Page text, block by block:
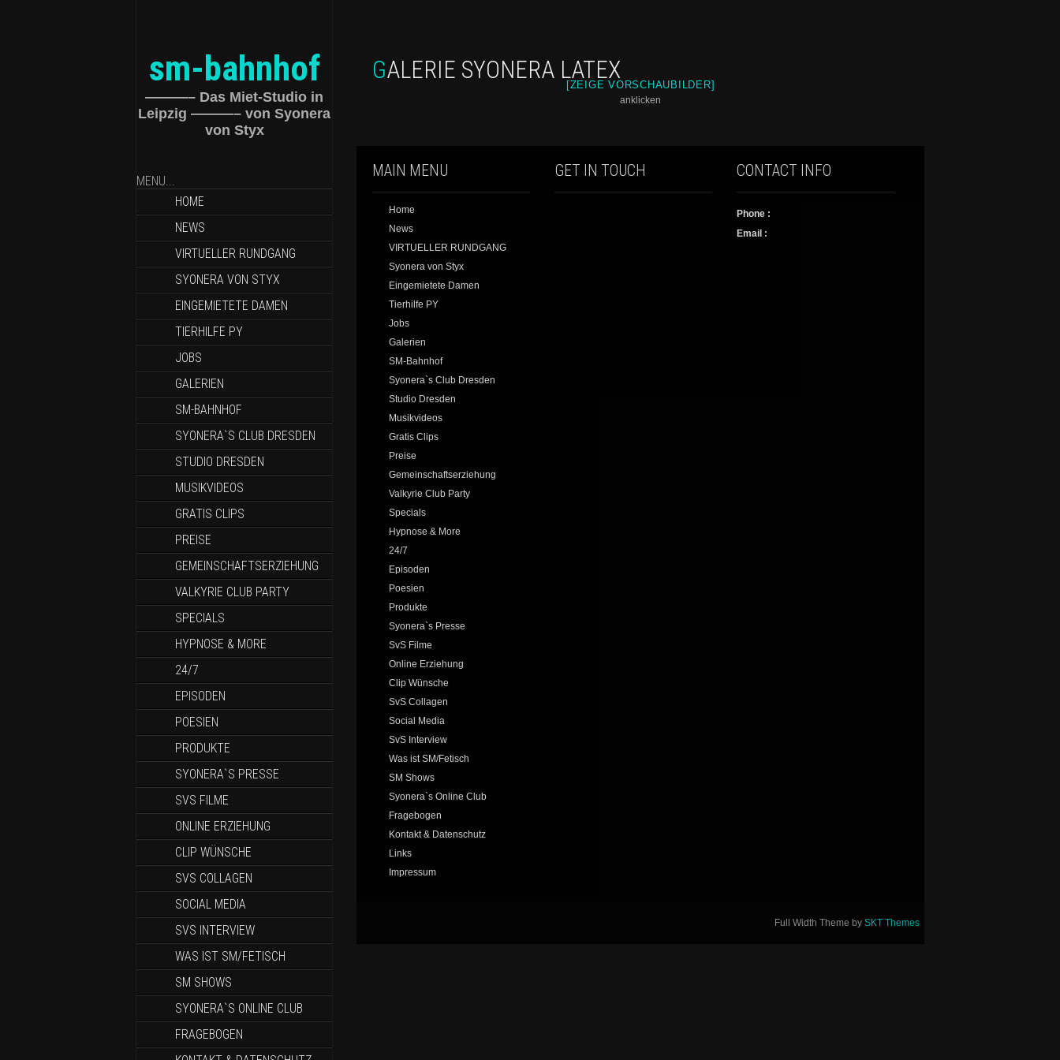
sm-bahnhof
———– Das Miet-Studio in
Leipzig ———– von Syonera
von Styx
MENU...
HOME
NEWS
VIRTUELLER RUNDGANG
SYONERA VON STYX
EINGEMIETETE DAMEN
TIERHILFE PY
JOBS
GALERIEN
SM-BAHNHOF
SYONERA`S CLUB DRESDEN
STUDIO DRESDEN
MUSIKVIDEOS
GRATIS CLIPS
PREISE
GEMEINSCHAFTSERZIEHUNG
VALKYRIE CLUB PARTY
SPECIALS
HYPNOSE & MORE
24/7
EPISODEN
POESIEN
PRODUKTE
SYONERA`S PRESSE
SVS FILME
ONLINE ERZIEHUNG
CLIP WÜNSCHE
SVS COLLAGEN
SOCIAL MEDIA
SVS INTERVIEW
WAS IST SM/FETISCH
SM SHOWS
SYONERA`S ONLINE CLUB
FRAGEBOGEN
GALERIE SYONERA LATEX
an­kli­cken
[ZEIGE VORSCHAUBILDER]
MAIN MENU
Home
News
VIRTUELLER RUNDGANG
Syonera von Styx
Eingemietete Damen
Tierhilfe PY
Jobs
Galerien
SM-Bahnhof
Syonera`s Club Dresden
Studio Dresden
Musikvideos
Gratis Clips
Preise
Gemeinschaftserziehung
Valkyrie Club Party
Specials
Hypnose & More
24/7
Episoden
Poesien
Produkte
Syonera`s Presse
SvS Filme
Online Erziehung
Clip Wünsche
SvS Collagen
Social Media
SvS Interview
Was ist SM/Fetisch
SM Shows
Syonera`s Online Club
Fragebogen
Kontakt & Datenschutz
Links
Impressum
GET IN TOUCH CONTACT INFO
Phone :
Email :
Full Width Theme bySKT Themes